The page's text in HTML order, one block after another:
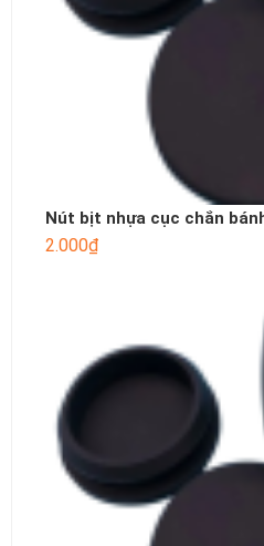
Nút bịt nhựa cục chắn
2.000₫